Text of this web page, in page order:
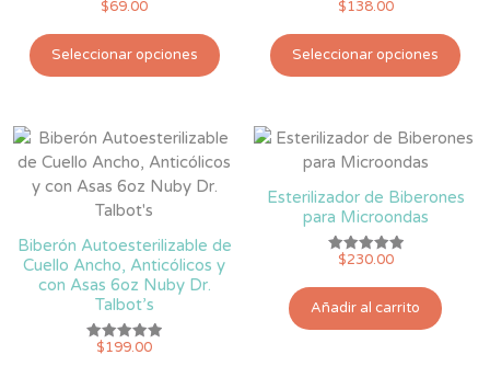
$69.00
Seleccionar opciones
producto
variantes.
Las
elegir
en
$138.00
Seleccionar opciones
se
Biberón Autoesterilizable de
Cuello Ancho, Anticólicos y
con Asas 6oz Nuby Dr.
Talbot’s
Valorado
$199.00
Esterilizador de Biberones
para Microondas
Valorado
5.00
de 5
$230.00
Añadir al carrito